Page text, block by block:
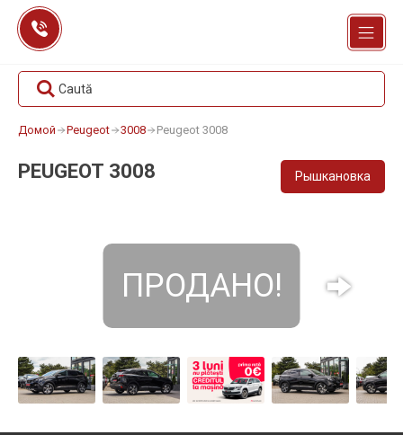
Перейти
содержанию
Caută
Домой Peugeot 3008 Peugeot 3008
PEUGEOT 3008 Рышкановка
ПРОДАНО!